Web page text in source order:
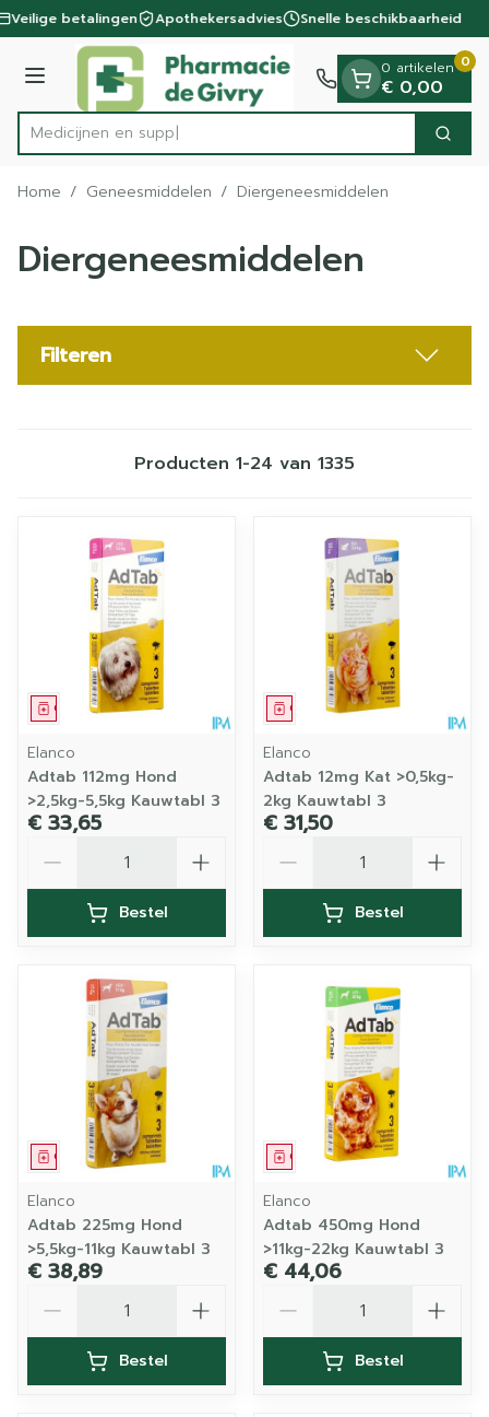
Ga naar de inhoud
1 van 1
Veilige betalingen Apothekersadvies Snelle beschikbaarheid
Menu
Product, merk, categorie... Zoek
0 artikelen
€ 0,00
0
Home / Geneesmiddelen / Diergeneesmiddelen
Diergeneesmiddelen
Filteren
Producten 1-24 van 1335
Geneesmiddel
Elanco
Adtab 112mg Hond
>2,5kg-5,5kg Kauwtabl 3
€ 33,65
Bestel
Geneesmiddel
Elanco
Adtab 12mg Kat >0,5kg-
2kg Kauwtabl 3
€ 31,50
Bestel
Geneesmiddel
Elanco
Adtab 225mg Hond
>5,5kg-11kg Kauwtabl 3
€ 38,89
Bestel
Geneesmiddel
Elanco
Adtab 450mg Hond
>11kg-22kg Kauwtabl 3
€ 44,06
Bestel